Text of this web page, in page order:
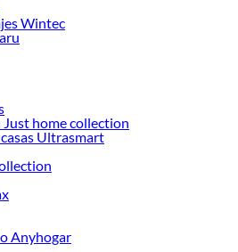
Wintec
Just home collection
Ultrasmart
Anyhogar